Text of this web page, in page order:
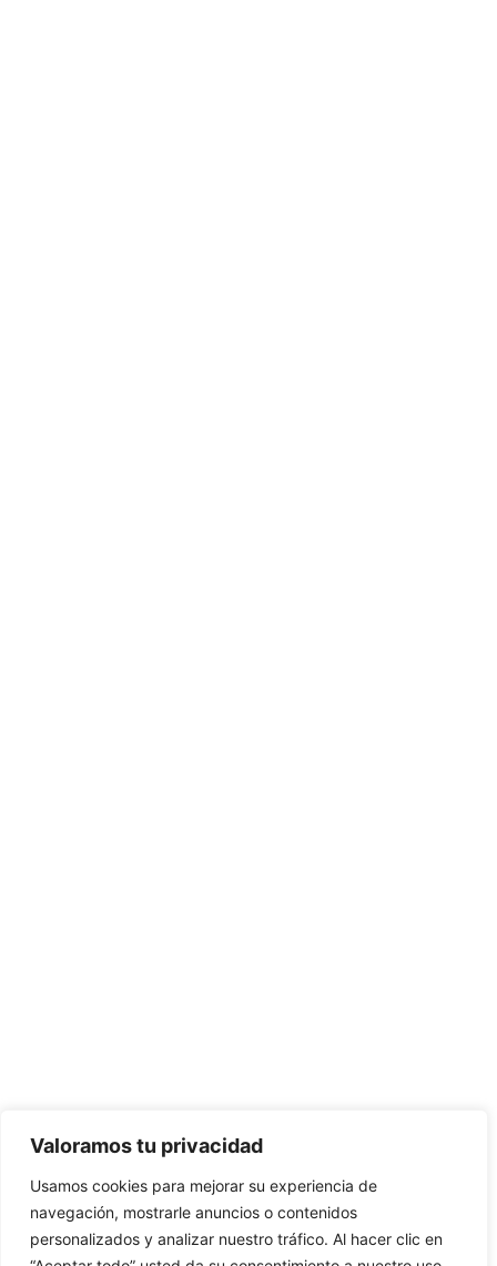
Valoramos tu privacidad
Usamos cookies para mejorar su experiencia de
navegación, mostrarle anuncios o contenidos
personalizados y analizar nuestro tráfico. Al hacer clic en